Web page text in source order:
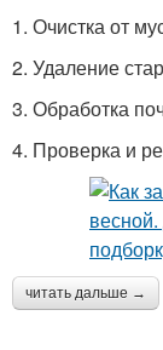
1. Очистка от
2. Удаление
3. Обработка
4. Проверка и
читать дальше →